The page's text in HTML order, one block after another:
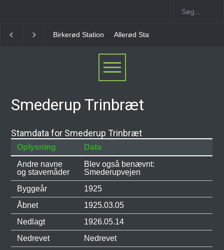
Birkerød Station Allerød Station
Smederup Trinbræt
Stamdata for Smederup Trinbræt
Oplysning
Data
Andre navne
og stavemåder
Blev også benævnt:
Smederupvejen
Byggeår
1925
Åbnet
1925.03.05
Nedlagt
1926.05.14
Nedrevet
Nedrevet